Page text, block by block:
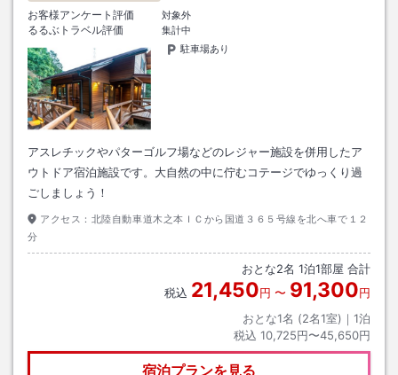
お客様アンケート評価
対象外
るるぶトラベル評価
集計中
駐車場あり
アスレチックやパターゴルフ場などのレジャー施設を併用したア
ウトドア宿泊施設です。大自然の中に佇むコテージでゆっくり過
ごしましょう！
アクセス： 北陸自動車道木之本ＩＣから国道３６５号線を北へ車で１２
分
おとな2名 1泊1部屋 合計
税込 21,450円 〜 91,300円
おとな1名 (2名1室)｜ 1泊
税込 10,725円〜45,650円
宿泊プランを見る